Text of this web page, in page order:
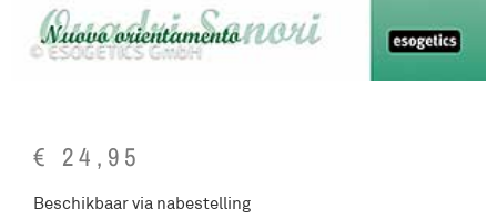
€ 24,95
Beschikbaar via nabestelling